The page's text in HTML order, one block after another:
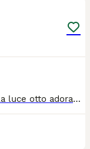
La nostra splendida mamma ha dato alla luce otto adorabili gattini, 4 femmine e 4 maschi, che sono alla ricerca di meravigliose case per sempre. Il papà è il nostro Maine Coon registrato, quindi i piccoli sono super soffici e dal carattere affettuoso. Le femmine sono contrassegnate dai collari Viola, Rosa, Azzurro Chiaro e Rosso, mentre i maschi dai collari Grigio Chiaro/Blu Scuro, Verde, Giallo e Arancione. Non esitate a chiedere se avete dubbi nell’identificarli. I nostri gattini cresceranno in un ambiente familiare, abituati ai cani, ai bambini piccoli e a tutti i normali rumori della casa. Vengono coccolati regolarmente e sono molto abituati al contatto umano. La loro intelligente mamma li ha già educati all’uso della lettiera e saranno completamente svezzati con cibo umido e secco prima di lasciare la loro casa natale. Ogni gattino verrà consegnato con un kit iniziale comprendente un giocattolo a cui è abituato, una parte della copertina della mamma, alcune delle sue bustine di cibo umido preferite per aiutarlo ad ambientarsi e latte per gattini. Saranno inoltre trattati contro pulci e vermi. I gattini saranno pronti per raggiungere le loro nuove famiglie il 28 giugno. Per noi è estremamente importante trovare per ciascuno di loro una casa amorevole e definitiva, quindi non esitate a contattarci per ulteriori informazioni o per qualsiasi domanda.